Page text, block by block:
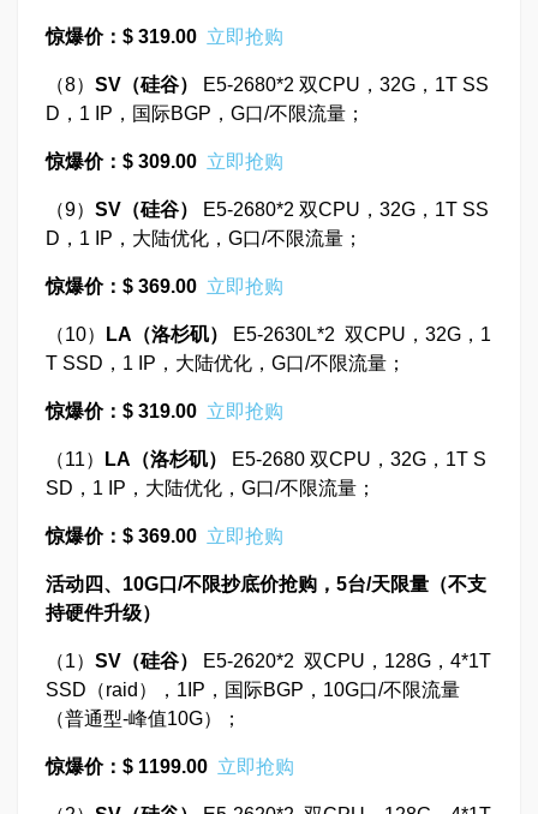
惊爆价：$ 319.00 立即抢购
（8） SV （硅谷）
E5-2680*2 双CPU，32G，1T SS
D，1 IP，国际BGP，G口/不限流量；
惊爆价：$ 309.00 立即抢购
（9） SV （硅谷）
E5-2680*2 双CPU，32G，1T SS
D，1 IP，大陆优化，G口/不限流量；
惊爆价：$ 369.00 立即抢购
（10） LA （洛杉矶）
E5-2630L*2 双CPU，32G，1
T SSD，1 IP，大陆优化，G口/不限流量；
惊爆价：$ 319.00 立即抢购
（11） LA （洛杉矶）
E5-2680 双CPU，32G，1T S
SD，1 IP，大陆优化，G口/不限流量；
惊爆价：$ 369.00 立即抢购
活动四、10G口/不限抄底价抢购，5台/天限量 （不支
持硬件升级）
（1） SV （硅谷）
E5-2620*2 双CPU，128G，4*1T
SSD（raid），1IP，国际BGP，10G口/不限流量
（普通型-峰值10G）；
惊爆价：$ 1199.00 立即抢购